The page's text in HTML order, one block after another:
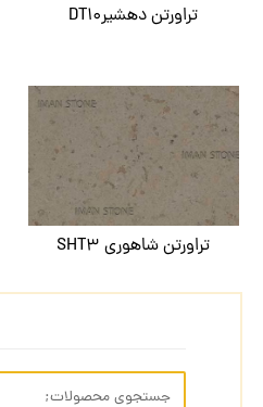
تراورتن دهشیرDT۱۰
تراورتن شاهوری SHT۳